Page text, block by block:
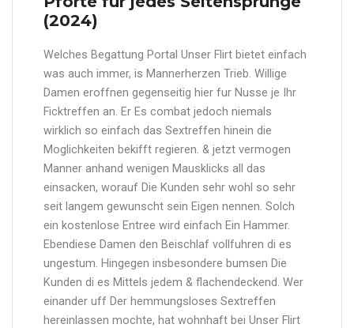
(2024)
Welches Begattung Portal Unser Flirt bietet einfach
was auch immer, is Mannerherzen Trieb. Willige
Damen eroffnen gegenseitig hier fur Nusse je Ihr
Ficktreffen an. Er Es combat jedoch niemals
wirklich so einfach das Sextreffen hinein die
Moglichkeiten bekifft regieren. & jetzt vermogen
Manner anhand wenigen Mausklicks all das
einsacken, worauf Die Kunden sehr wohl so sehr
seit langem gewunscht sein Eigen nennen. Solch
ein kostenlose Entree wird einfach Ein Hammer.
Ebendiese Damen den Beischlaf vollfuhren di es
ungestum. Hingegen insbesondere bumsen Die
Kunden di es Mittels jedem & flachendeckend. Wer
einander uff Der hemmungsloses Sextreffen
hereinlassen mochte, hat wohnhaft bei Unser Flirt